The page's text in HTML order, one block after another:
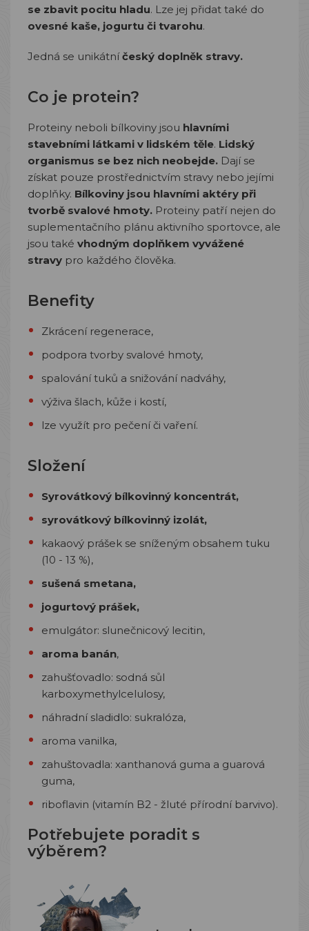
se zbavit pocitu hladu. Lze jej přidat také do
ovesné kaše, jogurtu či tvarohu.
Jedná se unikátníčeský doplněk stravy.
Co je protein?
Proteiny neboli bílkoviny jsou hlavními
stavebními látkami v lidském těle. Lidský
organismus se bez nich neobejde. Dají se
získat pouze prostřednictvím stravy nebo jejími
doplňky. Bílkoviny jsou hlavními aktéry při
tvorbě svalové hmoty. Proteiny patří nejen do
suplementačního plánu aktivního sportovce, ale
jsou také vhodným doplňkem vyvážené
stravy pro každého člověka.
Benefity
Zkrácení regenerace,
podpora tvorby svalové hmoty,
spalování tuků a snižování nadváhy,
výživa šlach, kůže i kostí,
lze využít pro pečení či vaření.
Složení
Syrovátkový bílkovinný koncentrát,
syrovátkový bílkovinný izolát,
kakaový prášek se sníženým obsahem tuku
(10 - 13 %),
sušená smetana,
jogurtový prášek,
emulgátor: slunečnicový lecitin,
aroma banán,
zahušťovadlo: sodná sůl
karboxymethylcelulosy,
náhradní sladidlo: sukralóza,
aroma vanilka,
zahuštovadla: xanthanová guma a guarová
guma,
riboflavin (vitamín B2 - žluté přírodní barvivo).
Potřebujete poradit s
výběrem?